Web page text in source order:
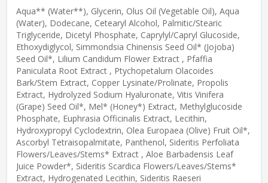
Aqua** (Water**), Glycerin, Olus Oil (Vegetable Oil), Aqua
(Water), Dodecane, Cetearyl Alcohol, Palmitic/Stearic
Triglyceride, Dicetyl Phosphate, Caprylyl/Capryl Glucoside,
Ethoxydiglycol, Simmondsia Chinensis Seed Oil* (Jojoba)
Seed Oil*, Lilium Candidum Flower Extract , Pfaffia
Paniculata Root Extract , Ptychopetalum Olacoides
Bark/Stem Extract, Copper Lysinate/Prolinate, Propolis
Extract, Hydrolyzed Sodium Hyaluronate, Vitis Vinifera
(Grape) Seed Oil*, Mel* (Honey*) Extract, Methylglucoside
Phosphate, Euphrasia Officinalis Extract, Lecithin,
Hydroxypropyl Cyclodextrin, Olea Europaea (Olive) Fruit Oil*,
Ascorbyl Tetraisopalmitate, Panthenol, Sideritis Perfoliata
Flowers/Leaves/Stems* Extract , Aloe Barbadensis Leaf
Juice Powder*, Sideritis Scardica Flowers/Leaves/Stems*
Extract, Hydrogenated Lecithin, Sideritis Raeseri